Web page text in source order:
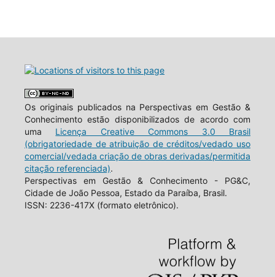
Os originais publicados na Perspectivas em Gestão &
Conhecimento estão disponibilizados de acordo com
uma Licença Creative Commons 3.0 Brasil
(obrigatoriedade de atribuição de créditos/vedado uso
comercial/vedada criação de obras derivadas/permitida
citação referenciada).
Perspectivas em Gestão & Conhecimento - PG&C,
Cidade de João Pessoa, Estado da Paraíba, Brasil.
ISSN: 2236-417X (formato eletrônico).